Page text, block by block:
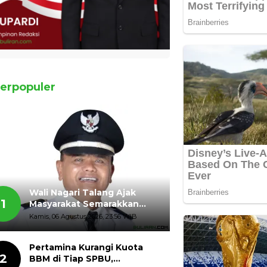
1
Wali Nagari Talang Ajak
Masyarakat Semarakkan
HUT ke-81 Kemerdekaan RI
dengan Mengibarkan
Kamis, 06 Agustus 2026, 23:56 WIB
Pertamina Kurangi Kuota
BBM di Tiap SPBU,